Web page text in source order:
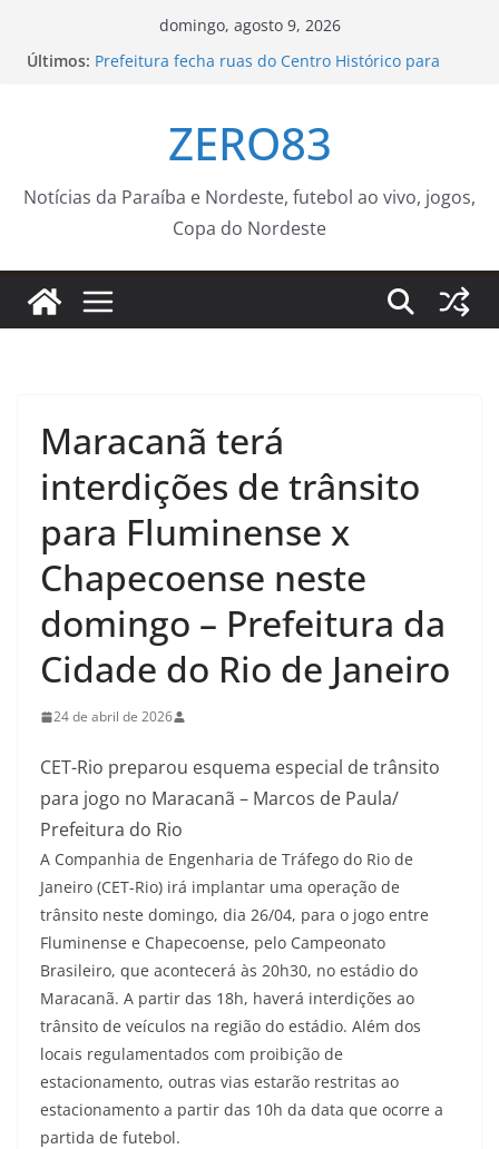
domingo, agosto 9, 2026
Últimos: Prefeitura fecha ruas do Centro Histórico para
Jovens negros do Rio e da Bahia recebem bolsa
para estudar no exterior
próxima semana – Agência de Notícias
Secretaria Municipal de Saúde incentiva homens
a cuidar da saúde antes e durante a paternidade
ZERO83
Notícias da Paraíba e Nordeste, futebol ao vivo, jogos,
Copa do Nordeste
Maracanã terá
interdições de trânsito
para Fluminense x
Chapecoense neste
domingo – Prefeitura da
Cidade do Rio de Janeiro
24 de abril de 2026
CET-Rio preparou esquema especial de trânsito
para jogo no Maracanã – Marcos de Paula/
Prefeitura do Rio
A Companhia de Engenharia de Tráfego do Rio de
Janeiro (CET-Rio) irá implantar uma operação de
trânsito neste domingo, dia 26/04, para o jogo entre
Fluminense e Chapecoense, pelo Campeonato
Brasileiro, que acontecerá às 20h30, no estádio do
Maracanã. A partir das 18h, haverá interdições ao
trânsito de veículos na região do estádio. Além dos
locais regulamentados com proibição de
estacionamento, outras vias estarão restritas ao
estacionamento a partir das 10h da data que ocorre a
partida de futebol.